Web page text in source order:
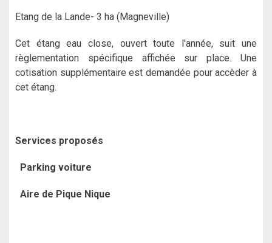
Etang de la Lande- 3 ha (Magneville)
Cet étang eau close, ouvert toute l'année, suit une
règlementation spécifique affichée sur place. Une
cotisation supplémentaire est demandée pour accèder à
cet étang.
Services proposés
Parking voiture
Aire de Pique Nique